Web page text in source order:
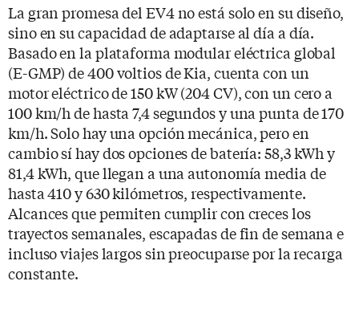
La gran promesa del EV4 no está solo en su diseño,
sino en su capacidad de adaptarse al día a día.
Basado en la plataforma modular eléctrica global
(E-GMP) de 400 voltios de Kia, cuenta con un
motor eléctrico de 150 kW (204 CV), con un cero a
100 km/h de hasta 7,4 segundos y una punta de 170
km/h. Solo hay una opción mecánica, pero en
cambio sí hay dos opciones de batería: 58,3 kWh y
81,4 kWh, que llegan a una autonomía media de
hasta 410 y 630 kilómetros, respectivamente.
Alcances que permiten cumplir con creces los
trayectos semanales, escapadas de fin de semana e
incluso viajes largos sin preocuparse por la recarga
constante.